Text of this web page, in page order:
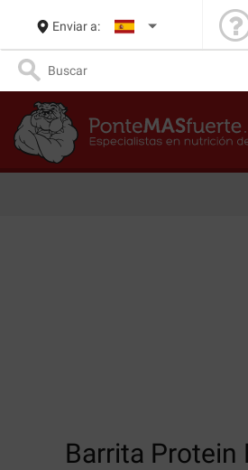
Enviar a:
Barrita Protein